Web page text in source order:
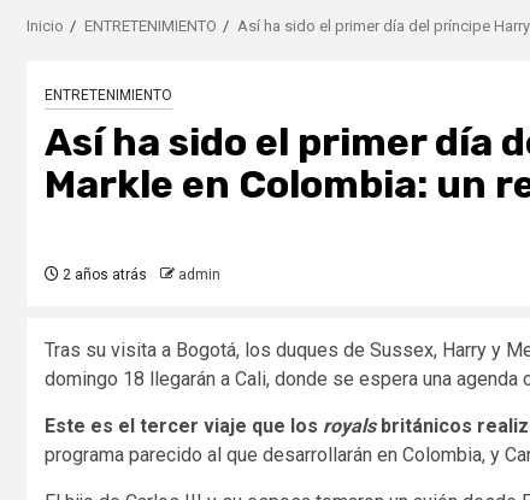
Inicio ENTRETENIMIENTO Así ha sido el primer día del príncipe
ENTRETENIMIENTO
Así ha sido el primer día
Markle en Colombia: un
2 años atrás admin
Tras su visita a Bogotá, los duques de Sussex, Harry y
domingo 18 llegarán a Cali, donde se espera una agenda
Este es el tercer viaje que los royalsbritánicos
programa parecido al que desarrollarán en Colombia, y